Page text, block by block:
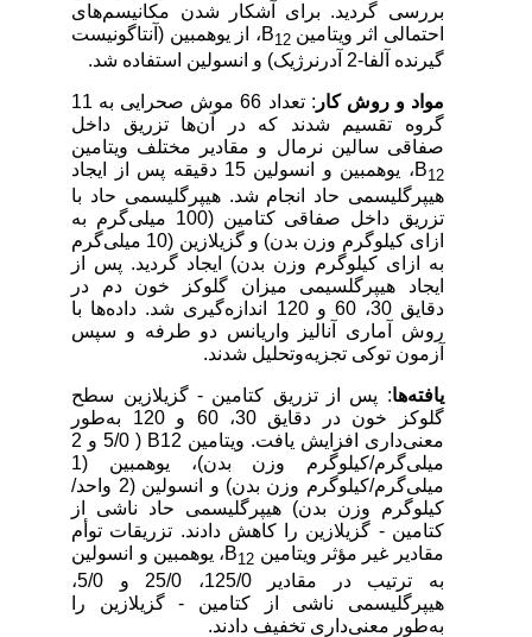
بررسی گردید. برای آشکار شدن مکانیسم‌های
احتمالی اثر ویتامین
B12
، از یوهمبین (آنتاگونیست
گیرنده آلفا-2 آدرنرژیک) و انسولین استفاده شد.
مواد و روش‌ کار
: تعداد 66 موش صحرایی به 11
گروه تقسیم شدند که در آن‌ها تزریق داخل
صفاقی سالین نرمال و مقادیر مختلف ویتامین
B12
، یوهمبین و انسولین 15 دقیقه پس از ایجاد
هیپرگلیسمی حاد انجام شد. هیپرگلیسمی حاد با
تزریق داخل صفاقی کتامین (100 میلی‌گرم به
ازای کیلوگرم وزن بدن) و گزیلازین (10 میلی‌گرم
به ازای کیلوگرم وزن بدن) ایجاد گردید. پس از
ایجاد هیپرگلسیمی میزان گلوکز خون دم در
دقایق 30، 60 و 120 اندازه‌گیری شد. داده‌ها با
روش آماری آنالیز واریانس دو طرفه و سپس
آزمون توکی تجزیه‌و‌تحلیل شدند.
یافته‌ها: پس از تزریق کتامین - گزیلازین سطح
گلوکز خون در دقایق 30، 60 و 120 به‌طور
معنی‌داری افزایش یافت. ویتامینB12
)
5/0 و 2
میلی‌گرم /
کیلوگرم وزن بدن)، یوهمبین (1
میلی‌گرم /کیلوگرم وزن بدن) و انسولین (2 واحد
/
کیلوگرم وزن بدن) هیپرگلیسمی حاد ناشی از
کتامین - گزیلازین را کاهش دادند. تزریقات توأم
مقادیر غیر مؤثر ویتامین
B12
، یوهمبین و انسولین
به ترتیب در مقادیر 125/0، 25/0 و 5/0،
هیپرگلیسمی ناشی از کتامین - گزیلازین را
به‌طور معنی‌داری تخفیف دادند.